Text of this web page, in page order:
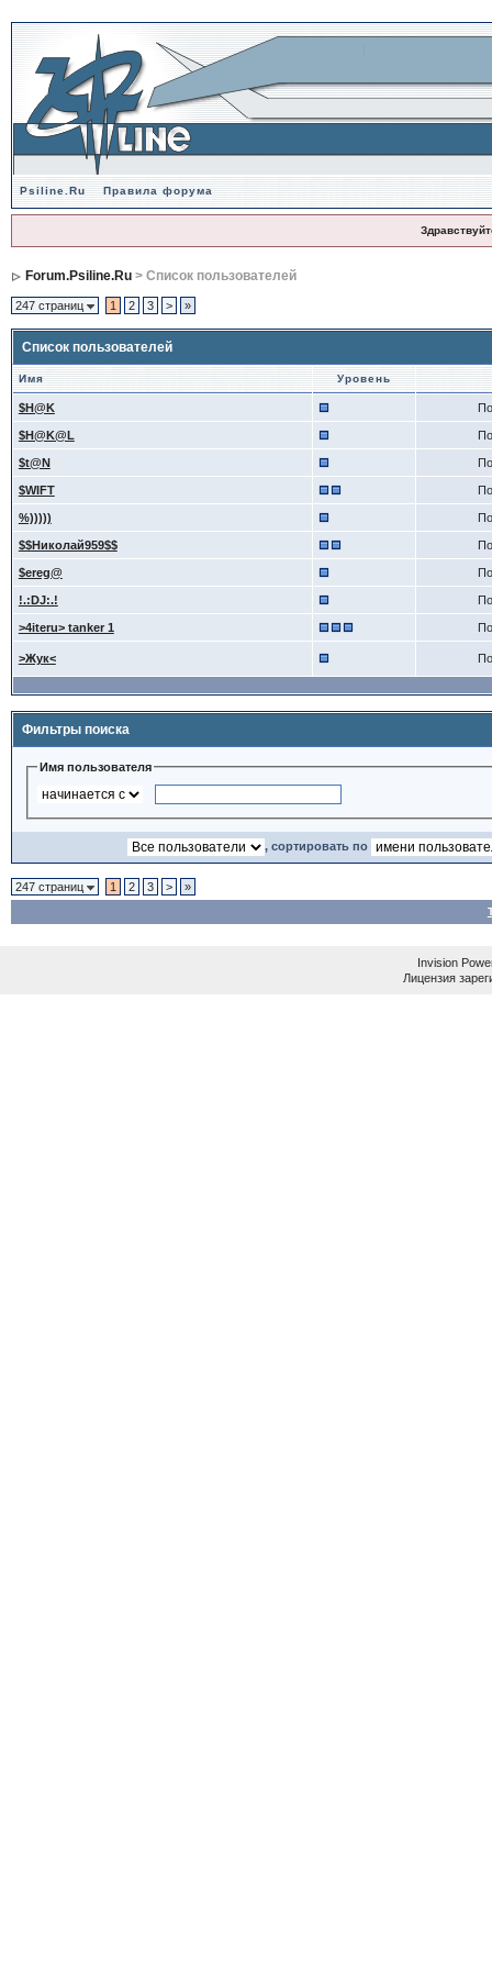
Psiline.Ru Правила форума
Forum.Psiline.Ru> Список пользователей
247 страниц 1 2 3 > »
Список пользователей
Имя Уровень
$H@K
$H@K@L
$t@N
$WIFT
%)))))
$$Николай959$$
$ereg@
!.:DJ:.!
>4iteru> tanker 1
>Жук<
Фильтры поиска
Имя пользователя
, сортировать по
247 страниц 1 2 3 > »
Invision
Лицензия